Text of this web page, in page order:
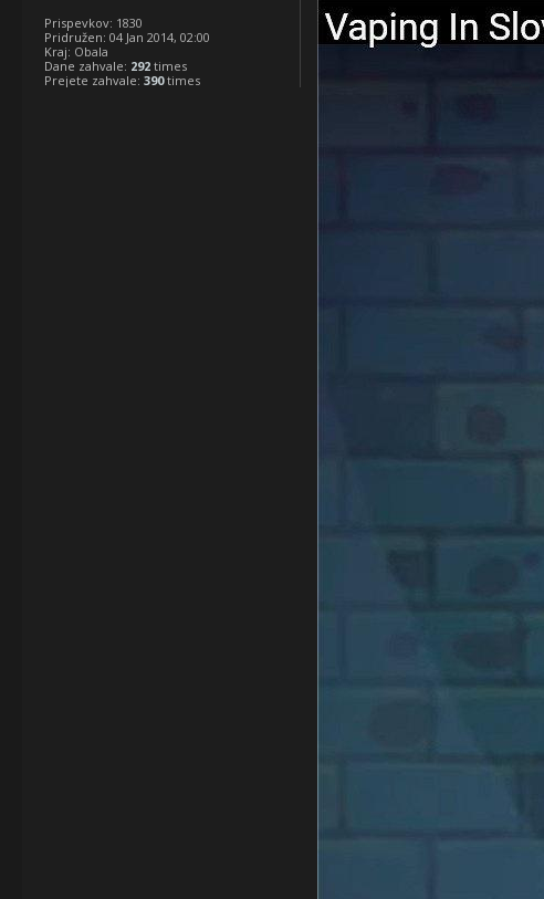
Prispevkov: 1830
Pridružen: 04 Jan 2014, 02:00
Kraj: Obala
Dane zahvale: 292 times
Prejete zahvale: 390times